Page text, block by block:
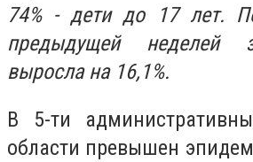
74% - дети до 17 лет.
предыдущей неделей
выросла на 16,1%.
В 5-ти
области превышен